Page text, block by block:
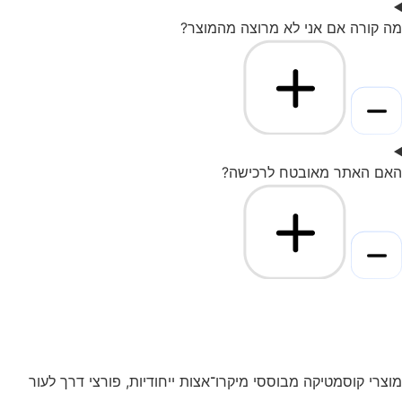
מה קורה אם אני לא מרוצה מהמוצר?
האם האתר מאובטח לרכישה?
מוצרי קוסמטיקה מבוססי מיקרו־אצות ייחודיות, פורצי דרך לעור